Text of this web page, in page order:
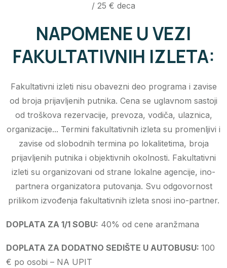
/ 25 € deca
NAPOMENE U VEZI
FAKULTATIVNIH IZLETA:
Fakultativni izleti nisu obavezni deo programa i zavise
od broja prijavljenih putnika. Cena se uglavnom sastoji
od troškova rezervacije, prevoza, vodiča, ulaznica,
organizacije... Termini fakultativnih izleta su promenljivi i
zavise od slobodnih termina po lokalitetima, broja
prijavljenih putnika i objektivnih okolnosti. Fakultativni
izleti su organizovani od strane lokalne agencije, ino-
partnera organizatora putovanja. Svu odgovornost
prilikom izvođenja fakultativnih izleta snosi ino-partner.
DOPLATA ZA 1/1 SOBU: 40% od cene aranžmana
DOPLATA ZA DODATNO SEDIŠTE U AUTOBUSU: 100
€ po osobi – NA UPIT